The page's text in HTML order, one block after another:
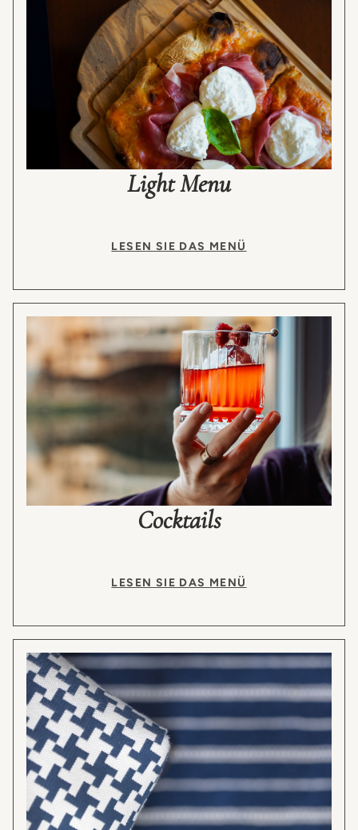
Light Menu
LESEN SIE DAS MENÜ
Cocktails
LESEN SIE DAS MENÜ